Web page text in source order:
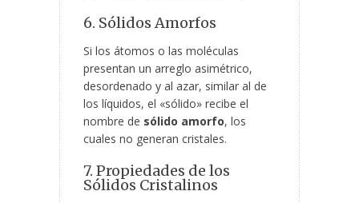
6. Sólidos Amorfos
Si los átomos o las moléculas
presentan un arreglo asimétrico,
desordenado y al azar, similar al de
los líquidos, el «sólido» recibe el
nombre de sólido amorfo, los
cuales no generan cristales.
7. Propiedades de los
Sólidos Cristalinos